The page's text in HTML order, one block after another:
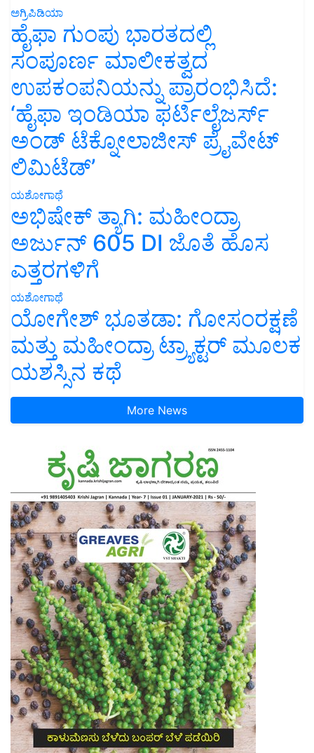
ಅಗ್ರಿಪಿಡಿಯಾ
ಹೈಫಾ ಗುಂಪು ಭಾರತದಲ್ಲಿ
ಸಂಪೂರ್ಣ ಮಾಲೀಕತ್ವದ
ಉಪಕಂಪನಿಯನ್ನು ಪ್ರಾರಂಭಿಸಿದೆ:
‘ಹೈಫಾ ಇಂಡಿಯಾ ಫರ್ಟಿಲೈಜರ್ಸ್
ಅಂಡ್ ಟೆಕ್ನೋಲಾಜೀಸ್ ಪ್ರೈವೇಟ್
ಲಿಮಿಟೆಡ್’
ಯಶೋಗಾಥೆ
ಅಭಿಷೇಕ್ ತ್ಯಾಗಿ: ಮಹೀಂದ್ರಾ
ಅರ್ಜುನ್ 605 DI ಜೊತೆ ಹೊಸ
ಎತ್ತರಗಳಿಗೆ
ಯಶೋಗಾಥೆ
ಯೋಗೇಶ್ ಭೂತಡಾ: ಗೋಸಂರಕ್ಷಣೆ
ಮತ್ತು ಮಹೀಂದ್ರಾ ಟ್ರ್ಯಾಕ್ಟರ್ ಮೂಲಕ
ಯಶಸ್ಸಿನ ಕಥೆ
More News